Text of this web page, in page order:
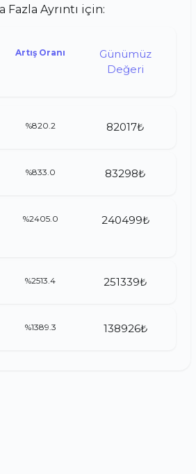
Fazla Ayrıntı için:
Artış Oranı
Günümüz
Değeri
%820.2 82017₺
%833.0 83298₺
%2405.0 240499₺
%2513.4 251339₺
%1389.3 138926₺